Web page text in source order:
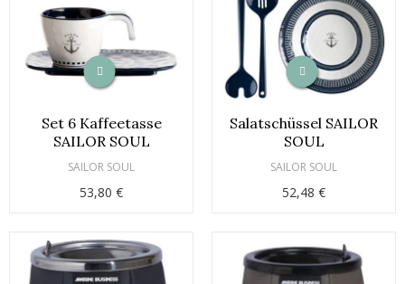
Set 6 Kaffeetasse
SAILOR SOUL
SAILOR SOUL
53,80 €
Salatschüssel SAILOR
SOUL
SAILOR SOUL
52,48 €